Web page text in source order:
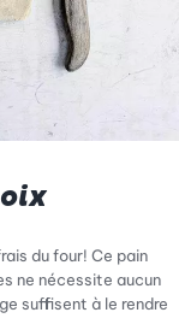
du four! Ce pain
ne nécessite aucun
suffisent à le rendre